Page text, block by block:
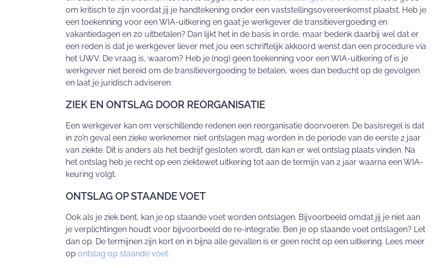
om kritisch te zijn voordat jij je handtekening onder een vaststellingsovereenkomst plaatst. Heb je
een toekenning voor een WIA-uitkering en gaat je werkgever de transitievergoeding en
vakantiedagen en zo uitbetalen? Dan lijkt het in de basis in orde, maar bedenk daarbij wel dat er
een reden is dat je werkgever liever met jou een schriftelijk akkoord wenst dan een procedure via
het UWV. De vraag is, waarom? Heb je (nog) geen toekenning voor een WIA-uitkering of is je
werkgever niet bereid om de transitievergoeding te betalen, wees dan beducht op de gevolgen
en laat je juridisch adviseren.
ZIEK EN ONTSLAG DOOR REORGANISATIE
Een werkgever kan om verschillende redenen een reorganisatie doorvoeren. De basisregel is dat
in zo’n geval een zieke werknemer niet ontslagen mag worden in de periode van de eerste 2 jaar
van ziekte. Dit is anders als het bedrijf gesloten wordt, dan kan er wel ontslag plaats vinden. Na
het ontslag heb je recht op een ziektewet uitkering tot aan de termijn van 2 jaar waarna een WIA-
keuring volgt.
ONTSLAG OP STAANDE VOET
Ook als je ziek bent, kan je op staande voet worden ontslagen. Bijvoorbeeld omdat jij je niet aan
je verplichtingen houdt voor bijvoorbeeld de re-integratie. Ben je op staande voet ontslagen? Let
dan op. De termijnen zijn kort en in bijna alle gevallen is er geen recht op een uitkering. Lees meer
op ontslag op staande voet.